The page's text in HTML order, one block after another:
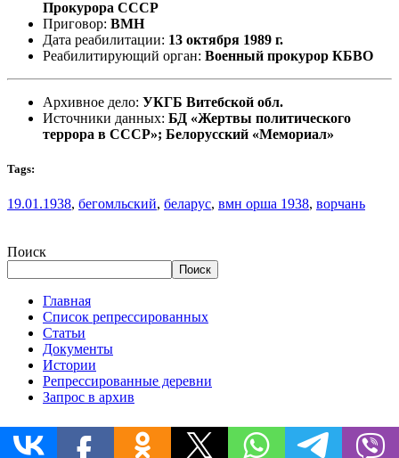
Прокурора СССР
Приговор: ВМН
Дата реабилитации: 13 октября 1989 г.
Реабилитирующий орган: Военный прокурор КБВО
Архивное дело: УКГБ Витебской обл.
Источники данных: БД «Жертвы политического
террора в СССР»; Белорусский «Мемориал»
Tags:
19.01.1938, бегомльский, беларус, вмн орша 1938, ворчань
Поиск
Поиск
Главная
Список репрессированных
Статьи
Документы
Истории
Репрессированные деревни
Запрос в архив